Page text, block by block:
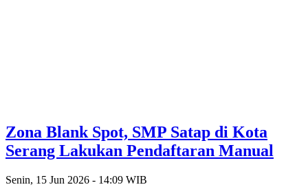
Zona Blank Spot, SMP Satap di Kota
Serang Lakukan Pendaftaran Manual
Senin, 15 Jun 2026 - 14:09 WIB